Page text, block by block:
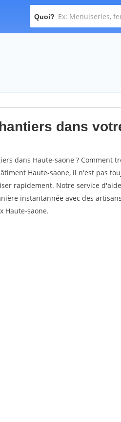
Quoi?
dans
dans Haute-saone ? Comment
Haute-saone, il n'est pas
rapidement. Notre service
instantannée avec des
Haute-saone.